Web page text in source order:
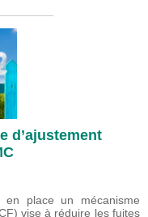
d’ajustement
en place un mécanisme
vise à réduire les fuites